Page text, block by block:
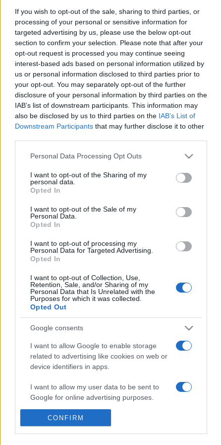
If you wish to opt-out of the sale, sharing to third parties, or
processing of your personal or sensitive information for
targeted advertising by us, please use the below opt-out
section to confirm your selection. Please note that after your
opt-out request is processed you may continue seeing
interest-based ads based on personal information utilized by
us or personal information disclosed to third parties prior to
your opt-out. You may separately opt-out of the further
disclosure of your personal information by third parties on the
IAB’s list of downstream participants. This information may
also be disclosed by us to third parties on the IAB’s List of
Downstream Participants that may further disclose it to other
Please note that this website/app uses one or more Google
not limited to your visit or usage behaviour. You may click to
grant or deny consent to Google and its third-party tags to
use your data for below specified purposes in below Google
consent section.
Personal Data Processing Opt Outs
I want to opt-out of the Sharing of my
personal data.
Opted In
I want to opt-out of the Sale of my
Personal Data.
Opted In
I want to opt-out of processing my
Personal Data for Targeted Advertising.
Opted In
I want to opt-out of Collection, Use,
Retention, Sale, and/or Sharing of my
Personal Data that Is Unrelated with the
Purposes for which it was collected.
Opted Out
Google consents
I want to allow Google to enable storage
related to advertising like cookies on web or
device identifiers in apps.
I want to allow my user data to be sent to
Google for online advertising purposes.
I want to allow Google to send me
personalized advertising.
CONFIRM
fotót. Széchenyi Zsigmond az expedíciókat albumokban
örökítette meg. A több ezer képet dátummal, a helyszín
megadásával és történetekkel is kiegészítette. Több mint
1300 trófeából álló gyűjteménye a második világháborúban
odaveszett, de a 3500-4000 kötetből álló, ritkaságokat is
tartalmazó vadászati könyvgyűjteménye megmenekült, és a
mai napig a Magyar Természettudományi Múzeum
különgyűjteményeként kutatható.
fényképész Széchenyi végül vadászati szaktudása és
népszerű művei miatt költözhetett vissza a fővárosba az
1950-es évek végén.
újságcikket vág ki az íróasztalánál otthonában (1959). Fotó:
MTI/Bojár Sándor
CAPA KÖZPONT FOTÓKIÁLLÍTÁS
PROGRAM VADÁSZATI ÉS TERMÉSZETI VILÁGKIÁLLÍTÁS